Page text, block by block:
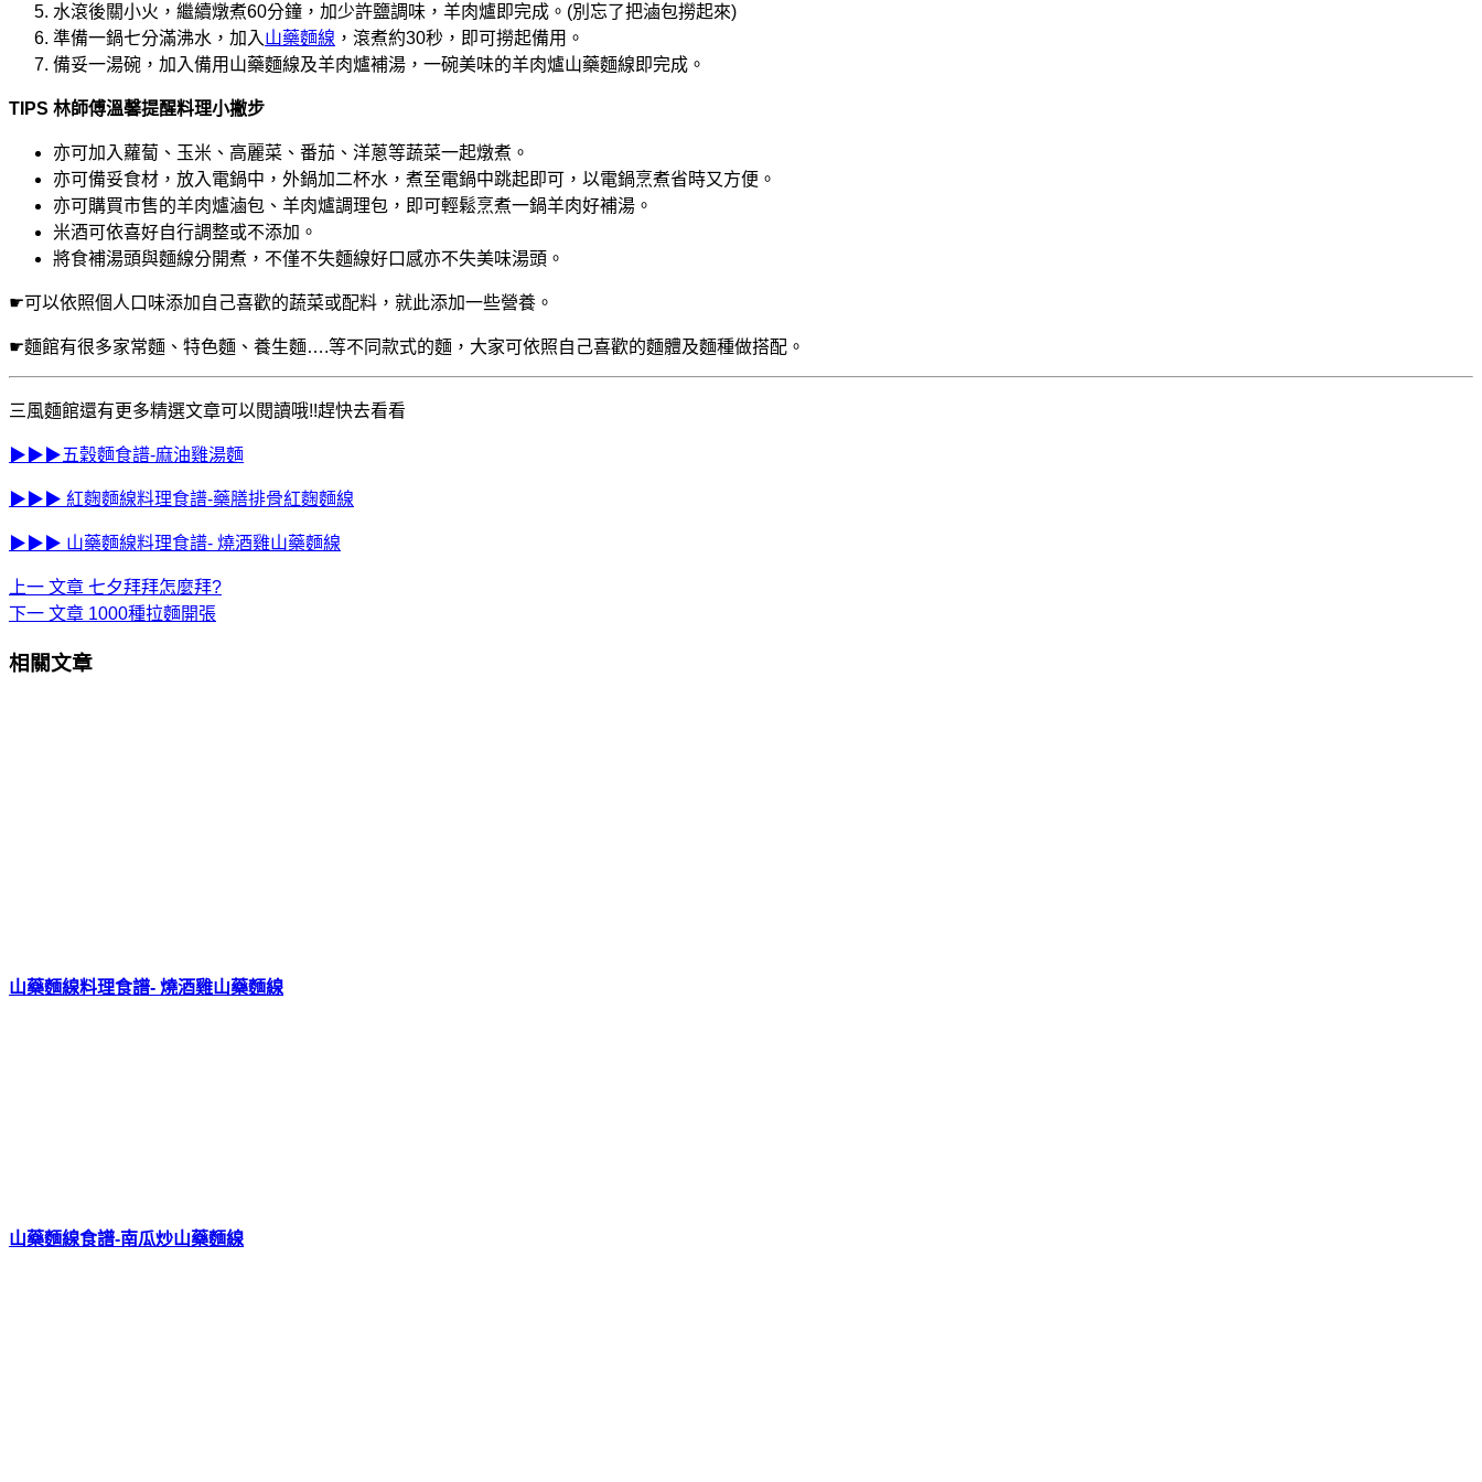
水滾後關小火，繼續燉煮60分鐘，加少許鹽調味，羊肉爐即完成。(別忘了把滷包撈起來)
準備一鍋七分滿沸水，加入 山藥麵線 ，滾煮約30秒，即可撈起備用。
備妥一湯碗，加入備用山藥麵線及羊肉爐補湯，一碗美味的羊肉爐山藥麵線即完成。
TIPS 林師傅溫馨提醒料理小撇步
亦可加入蘿蔔、玉米、高麗菜、番茄、洋蔥等蔬菜一起燉煮。
亦可備妥食材，放入電鍋中，外鍋加二杯水，煮至電鍋中跳起即可，以電鍋烹煮省時又方便。
亦可購買市售的羊肉爐滷包、羊肉爐調理包，即可輕鬆烹煮一鍋羊肉好補湯。
米酒可依喜好自行調整或不添加。
將食補湯頭與麵線分開煮，不僅不失麵線好口感亦不失美味湯頭。
☛可以依照個人口味添加自己喜歡的蔬菜或配料，就此添加一些營養。
☛麵館有很多家常麵、特色麵、養生麵….等不同款式的麵，大家可依照自己喜歡的麵體及麵種做搭配。
三風麵館還有更多精選文章可以閱讀哦!!趕快去看看
▶▶▶五穀麵食譜-麻油雞湯麵
▶▶▶ 紅麴麵線料理食譜-藥膳排骨紅麴麵線
▶▶▶ 山藥麵線料理食譜- 燒酒雞山藥麵線
上一 文章 七夕拜拜怎麼拜?
下一 文章 1000種拉麵開張
相關文章
山藥麵線料理食譜- 燒酒雞山藥麵線
山藥麵線食譜-南瓜炒山藥麵線